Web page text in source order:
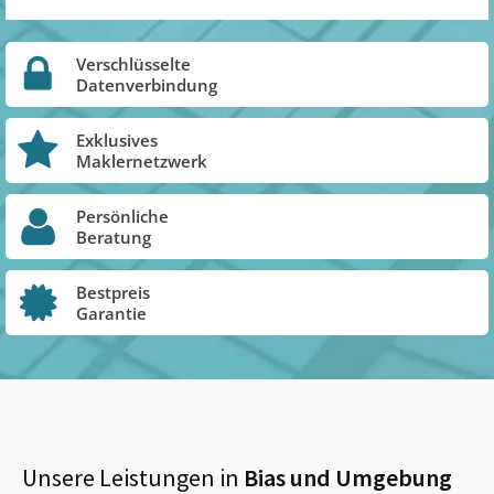
Verschlüsselte
Datenverbindung
Exklusives
Maklernetzwerk
Persönliche
Beratung
Bestpreis
Garantie
Unsere Leistungen in Biasund Umgebung